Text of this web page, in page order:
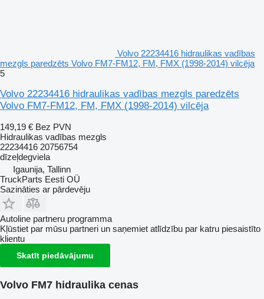
Volvo 22234416 hidraulikas vadības
mezgls paredzēts Volvo FM7-FM12, FM, FMX (1998-2014) vilcēja
5
Volvo 22234416 hidraulikas vadības mezgls paredzēts
Volvo FM7-FM12, FM, FMX (1998-2014) vilcēja
149,19 € Bez PVN
Hidraulikas vadības mezgls
22234416 20756754
dīzeļdegviela
Igaunija, Tallinn
TruckParts Eesti OÜ
Sazināties ar pārdevēju
Autoline partneru programma
Kļūstiet par mūsu partneri un saņemiet atlīdzību par katru piesaistīto
klientu
Skatīt piedāvājumu
Volvo FM7 hidraulika cenas